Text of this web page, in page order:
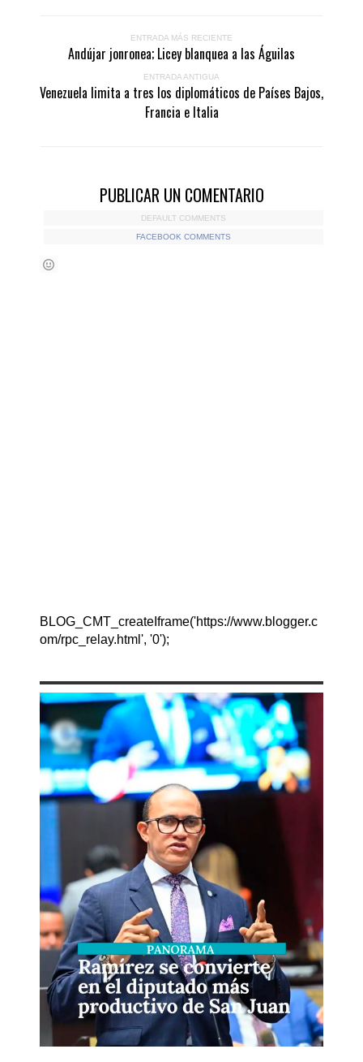
ENTRADA MÁS RECIENTE
Andújar jonronea; Licey blanquea a las Águilas
ENTRADA ANTIGUA
Venezuela limita a tres los diplomáticos de Países Bajos,
Francia e Italia
PUBLICAR UN COMENTARIO
DEFAULT COMMENTS
FACEBOOK COMMENTS
BLOG_CMT_createIframe('https://www.blogger.c
om/rpc_relay.html', '0');